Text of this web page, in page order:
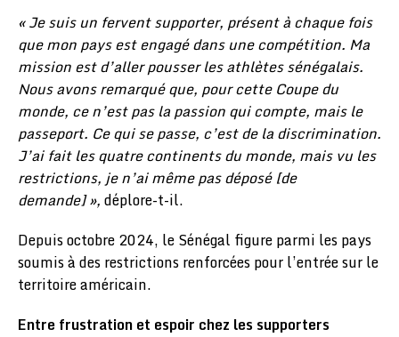
« Je suis un fervent supporter, présent à chaque fois
que mon pays est engagé dans une compétition. Ma
mission est d’aller pousser les athlètes sénégalais.
Nous avons remarqué que, pour cette Coupe du
monde, ce n’est pas la passion qui compte, mais le
passeport. Ce qui se passe, c’est de la discrimination.
J’ai fait les quatre continents du monde, mais vu les
restrictions, je n’ai même pas déposé [de
demande] »,déplore-t-il.
Depuis octobre 2024, le Sénégal figure parmi les pays
soumis à des restrictions renforcées pour l’entrée sur le
territoire américain.
Entre frustration et espoir chez les supporters